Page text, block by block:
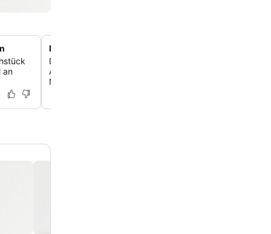
an
Durchdacht gestaltete Zimmer mit modernem
Die Gästezimmer verfügen über einladende Designs
Annehmlichkeiten, darunter bequeme Betten,
Nespresso-Kaffeemaschinen.